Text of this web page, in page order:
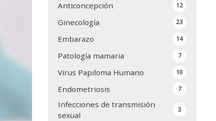
Anticoncepción 12
Ginecología 23
Embarazo 14
Patología mamaria 7
Virus Papiloma Humano 10
Endometriosis 7
Infecciones de transmisión
sexual
3